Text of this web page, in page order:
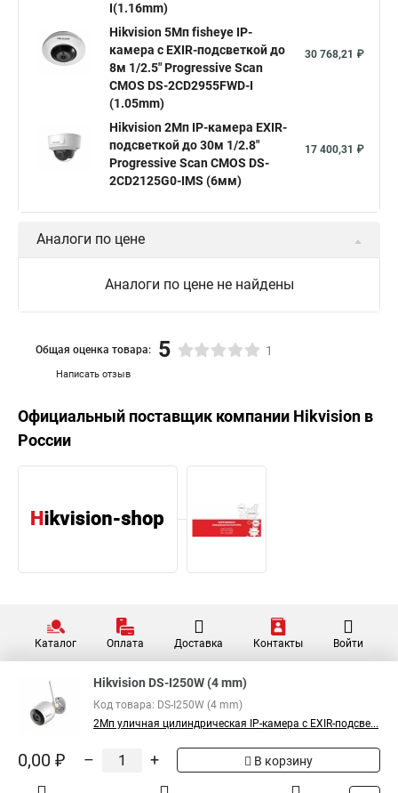
Нikvision микрофон Hikvision поворотная
Hikvision порты
I(1.16mm)
Hikvision 5Мп fisheye IP-
камера c EXIR-подсветкой до
8м 1/2.5" Progressive Scan
CMOS DS-2CD2955FWD-I
(1.05mm)
30 768,21 ₽
Hikvision 2Мп IP-камера EXIR-
подсветкой до 30м 1/2.8"
Progressive Scan CMOS DS-
2CD2125G0-IMS (6мм)
17 400,31 ₽
Аналоги по цене
Аналоги по цене не найдены
Написать отзыв
Общая оценка товара: 5 1
Официальный поставщик компании Hikvision в
России
Каталог Оплата Доставка Контакты Войти
Hikvision DS-I250W (4 mm)
Код товара: DS-I250W (4 mm)
2Мп уличная цилиндрическая IP-камера c EXIR-подсве...
0,00 ₽ – + В корзину